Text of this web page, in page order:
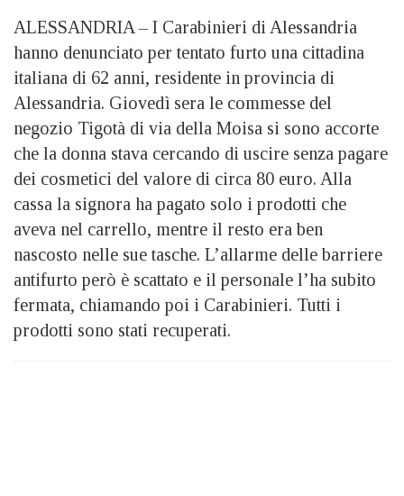
ALESSANDRIA – I Carabinieri di Alessandria
hanno denunciato per tentato furto una cittadina
italiana di 62 anni, residente in provincia di
Alessandria. Giovedì sera le commesse del
negozio Tigotà di via della Moisa si sono accorte
che la donna stava cercando di uscire senza pagare
dei cosmetici del valore di circa 80 euro. Alla
cassa la signora ha pagato solo i prodotti che
aveva nel carrello, mentre il resto era ben
nascosto nelle sue tasche. L’allarme delle barriere
antifurto però è scattato e il personale l’ha subito
fermata, chiamando poi i Carabinieri. Tutti i
prodotti sono stati recuperati.